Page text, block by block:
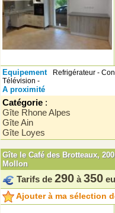
Equipement
Refrigérateur -
Télévision -
A proximité
Catégorie :
Gîte Rhone Alpes
Gîte Ain
Gîte Loyes
Gîte le Café des Brotteaux,
Mollon
Tarifs de 290 à 350
Ajouter à ma sélection